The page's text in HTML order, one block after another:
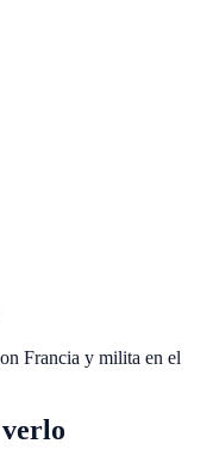
Francia y milita en el